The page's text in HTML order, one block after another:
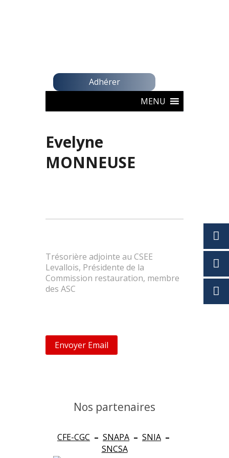
Adhérer
MENU
Evelyne
MONNEUSE
Trésorière adjointe au CSEE
Levallois, Présidente de la
Commission restauration, membre
des ASC
Envoyer Email
Nos partenaires
CFE-CGC – SNAPA – SNIA –
SNCSA